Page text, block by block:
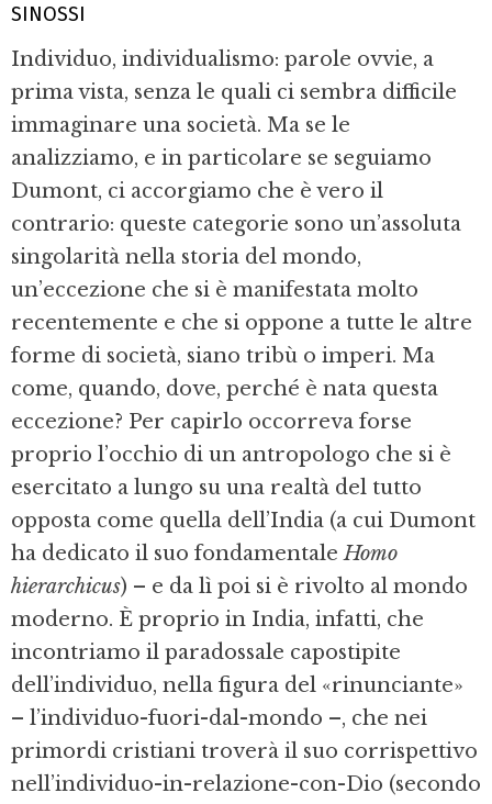
SINOSSI
Individuo, individualismo: parole ovvie, a
prima vista, senza le quali ci sembra difficile
immaginare una società. Ma se le
analizziamo, e in particolare se seguiamo
Dumont, ci accorgiamo che è vero il
contrario: queste categorie sono un’assoluta
singolarità nella storia del mondo,
un’eccezione che si è manifestata molto
recentemente e che si oppone a tutte le altre
forme di società, siano tribù o imperi. Ma
come, quando, dove, perché è nata questa
eccezione? Per capirlo occorreva forse
proprio l’occhio di un antropologo che si è
esercitato a lungo su una realtà del tutto
opposta come quella dell’India (a cui Dumont
ha dedicato il suo fondamentaleHomo
hierarchicus) – e da lì poi si è rivolto al mondo
moderno. È proprio in India, infatti, che
incontriamo il paradossale capostipite
dell’individuo, nella figura del «rinunciante»
– l’individuo-fuori-dal-mondo –, che nei
primordi cristiani troverà il suo corrispettivo
nell’individuo-in-relazione-con-Dio (secondo